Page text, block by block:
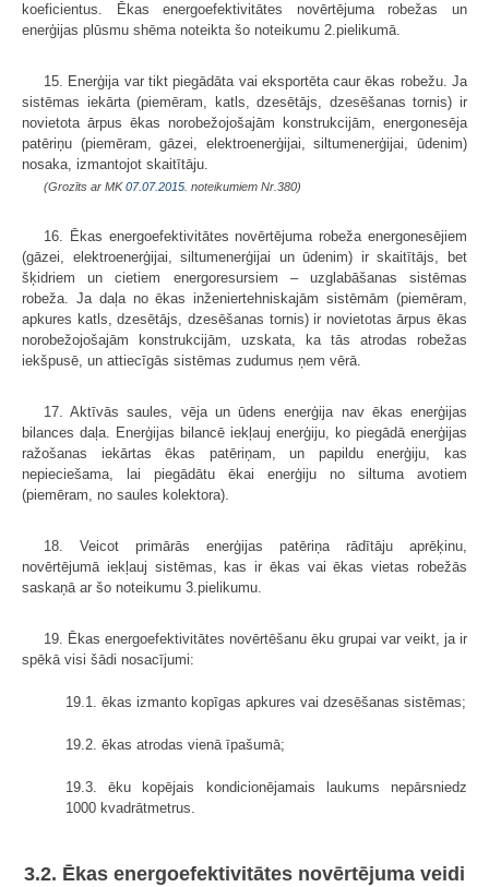
koeficientus. Ēkas energoefektivitātes novērtējuma robežas un
enerģijas plūsmu shēma noteikta šo noteikumu 2.pielikumā.
15. Enerģija var tikt piegādāta vai eksportēta caur ēkas robežu. Ja
sistēmas iekārta (piemēram, katls, dzesētājs, dzesēšanas tornis) ir
novietota ārpus ēkas norobežojošajām konstrukcijām, energonesēja
patēriņu (piemēram, gāzei, elektroenerģijai, siltumenerģijai, ūdenim)
nosaka, izmantojot skaitītāju.
(Grozīts ar MK07.07.2015. noteikumiem Nr.380)
16. Ēkas energoefektivitātes novērtējuma robeža energonesējiem
(gāzei, elektroenerģijai, siltumenerģijai un ūdenim) ir skaitītājs, bet
šķidriem un cietiem energoresursiem – uzglabāšanas sistēmas
robeža. Ja daļa no ēkas inženiertehniskajām sistēmām (piemēram,
apkures katls, dzesētājs, dzesēšanas tornis) ir novietotas ārpus ēkas
norobežojošajām konstrukcijām, uzskata, ka tās atrodas robežas
iekšpusē, un attiecīgās sistēmas zudumus ņem vērā.
17. Aktīvās saules, vēja un ūdens enerģija nav ēkas enerģijas
bilances daļa. Enerģijas bilancē iekļauj enerģiju, ko piegādā enerģijas
ražošanas iekārtas ēkas patēriņam, un papildu enerģiju, kas
nepieciešama, lai piegādātu ēkai enerģiju no siltuma avotiem
(piemēram, no saules kolektora).
18. Veicot primārās enerģijas patēriņa rādītāju aprēķinu,
novērtējumā iekļauj sistēmas, kas ir ēkas vai ēkas vietas robežās
saskaņā ar šo noteikumu 3.pielikumu.
19. Ēkas energoefektivitātes novērtēšanu ēku grupai var veikt, ja ir
spēkā visi šādi nosacījumi:
19.1. ēkas izmanto kopīgas apkures vai dzesēšanas sistēmas;
19.2. ēkas atrodas vienā īpašumā;
19.3. ēku kopējais kondicionējamais laukums nepārsniedz
1000 kvadrātmetrus.
3.2. Ēkas energoefektivitātes novērtējuma veidi